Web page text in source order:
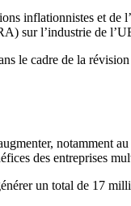
inflationnistes et de
sur l’industrie de
le cadre de la
notamment
des entreprises
un total de 17